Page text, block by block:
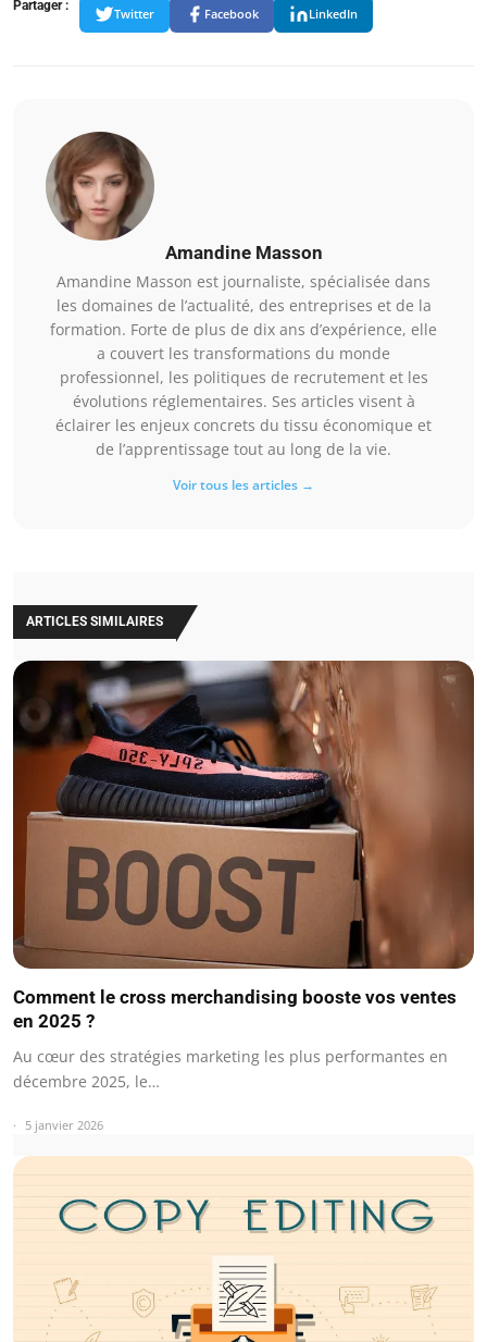
Partager :
Twitter Facebook LinkedIn
Amandine Masson
Amandine Masson est journaliste, spécialisée dans
les domaines de l’actualité, des entreprises et de la
formation. Forte de plus de dix ans d’expérience, elle
a couvert les transformations du monde
professionnel, les politiques de recrutement et les
évolutions réglementaires. Ses articles visent à
éclairer les enjeux concrets du tissu économique et
de l’apprentissage tout au long de la vie.
Voir tous les articles →
ARTICLES SIMILAIRES
Comment le cross merchandising booste vos ventes
en 2025 ?
Au cœur des stratégies marketing les plus performantes en
décembre 2025, le…
5 janvier 2026